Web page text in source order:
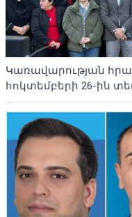
Կառավարության
հոկտեմբերի 26-ին